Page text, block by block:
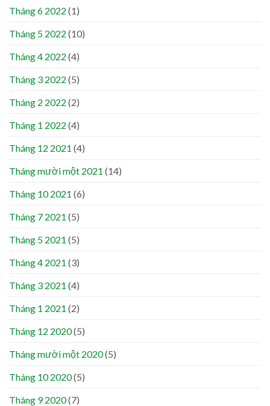
Tháng 6 2022 (1)
Tháng 5 2022 (10)
Tháng 4 2022 (4)
Tháng 3 2022 (5)
Tháng 2 2022 (2)
Tháng 1 2022 (4)
Tháng 12 2021 (4)
Tháng mười một 2021 (14)
Tháng 10 2021 (6)
Tháng 7 2021 (5)
Tháng 5 2021 (5)
Tháng 4 2021 (3)
Tháng 3 2021 (4)
Tháng 1 2021 (2)
Tháng 12 2020(5)
Tháng mười một 2020(5)
Tháng 10 2020(5)
Tháng 9 2020(7)